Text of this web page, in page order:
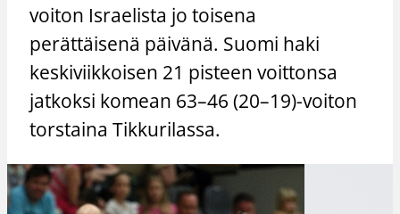
voiton Israelista jo toisena
perättäisenä päivänä. Suomi haki
keskiviikkoisen 21 pisteen voittonsa
jatkoksi komean 63–46 (20–19)-voiton
torstaina Tikkurilassa.